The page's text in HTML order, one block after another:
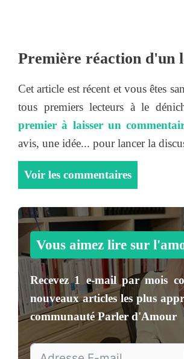
Première réaction d'un
Cet article est récent et vous êtes
tous premiers lecteurs à le
premier à laisser un
avis, une idée... pour lancer la
Voir les commentaires
Vous aimez lire sur
Recevez1 e-mail par mois
nouveaux articles les plus
communautéParler d'Amour